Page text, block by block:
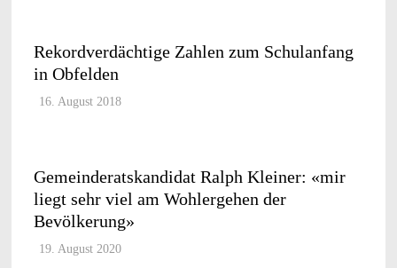
Rekordverdächtige Zahlen zum Schulanfang
in Obfelden
16. August 2018
Gemeinderatskandidat Ralph Kleiner: «mir
liegt sehr viel am Wohlergehen der
Bevölkerung»
19. August 2020